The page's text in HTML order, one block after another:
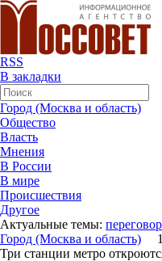
RSS
В закладки
Город (Москва и область)
Общество
Власть
Мнения
В России
В мире
Происшествия
Другое
Актуальные темы:
Город (Москва и область)
Три станции метро